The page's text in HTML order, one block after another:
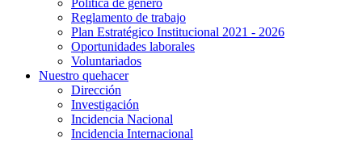
Política de género
Reglamento de trabajo
Plan Estratégico Institucional 2021 - 2026
Oportunidades laborales
Voluntariados
Nuestro quehacer
Dirección
Investigación
Incidencia Nacional
Incidencia Internacional